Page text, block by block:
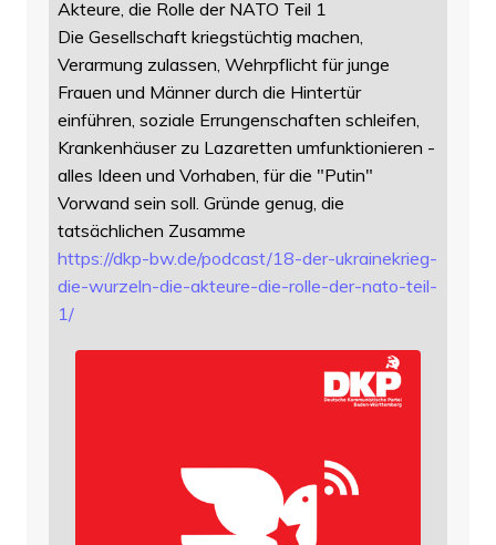
Akteure, die Rolle der NATO Teil 1
Die Gesellschaft kriegstüchtig machen,
Verarmung zulassen, Wehrpflicht für junge
Frauen und Männer durch die Hintertür
einführen, soziale Errungenschaften schleifen,
Krankenhäuser zu Lazaretten umfunktionieren -
alles Ideen und Vorhaben, für die "Putin"
Vorwand sein soll. Gründe genug, die
tatsächlichen Zusamme
https://dkp-bw.de/podcast/18-der-ukrainekrieg-
die-wurzeln-die-akteure-die-rolle-der-nato-teil-
1/